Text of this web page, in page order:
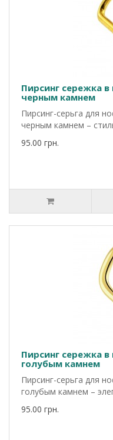
Пирсинг сережка
черным камнем
Пирсинг-серьга для
черным камнем –
95.00 грн.
Пирсинг сережка
голубым камнем
Пирсинг-серьга для
голубым камнем –
95.00 грн.